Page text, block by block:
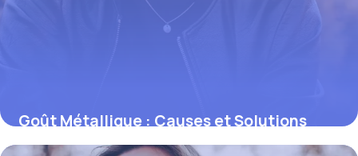
Goût Métallique : Causes et Solutions
Efficaces